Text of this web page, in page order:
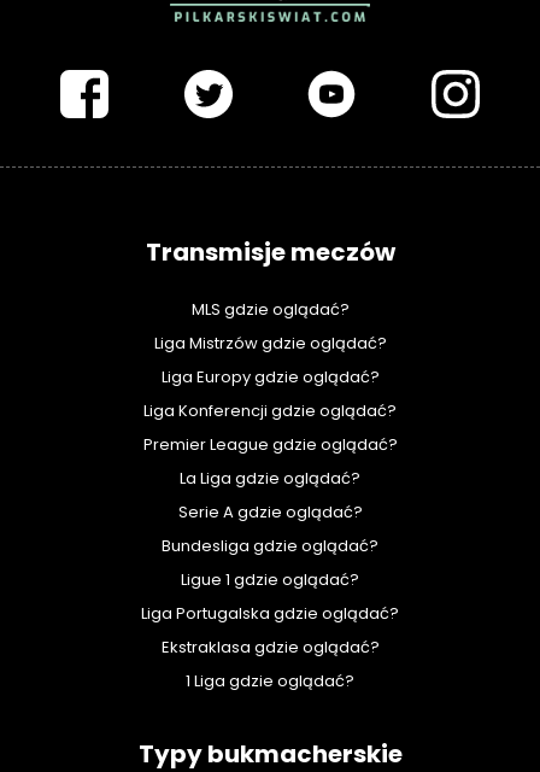
Transmisje meczów
MLS gdzie oglądać?
Liga Mistrzów gdzie oglądać?
Liga Europy gdzie oglądać?
Liga Konferencji gdzie oglądać?
Premier League gdzie oglądać?
La Liga gdzie oglądać?
Serie A gdzie oglądać?
Bundesliga gdzie oglądać?
Ligue 1 gdzie oglądać?
Liga Portugalska gdzie oglądać?
Ekstraklasa gdzie oglądać?
1 Liga gdzie oglądać?
Typy bukmacherskie